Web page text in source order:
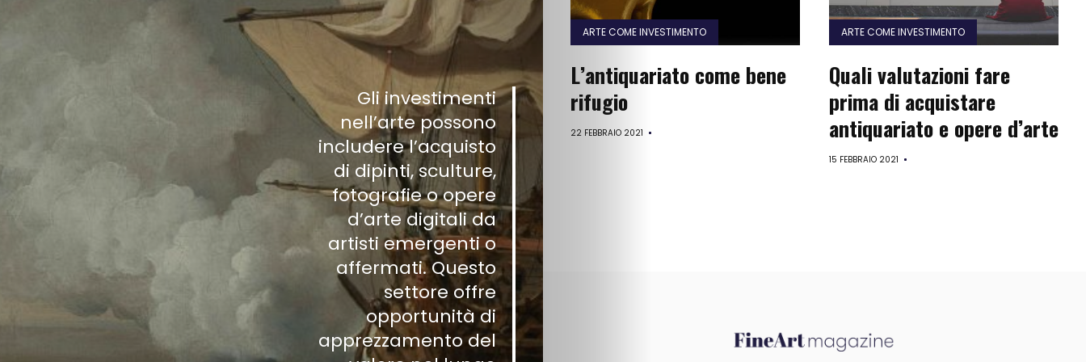
Mostre
ed
Eventi
Chi
Gli investimenti
nell’arte possono
includere l’acquisto
di dipinti, sculture,
fotografie o opere
d’arte digitali da
artisti emergenti o
affermati. Questo
settore offre
opportunità di
apprezzamento del
ARTE COME INVESTIMENTO
L’antiquariato come bene
rifugio
22 FEBBRAIO 2021
ARTE COME INVESTIMENTO
Quali valutazioni fare
prima di acquistare
antiquariato e opere d’arte
15 FEBBRAIO 2021